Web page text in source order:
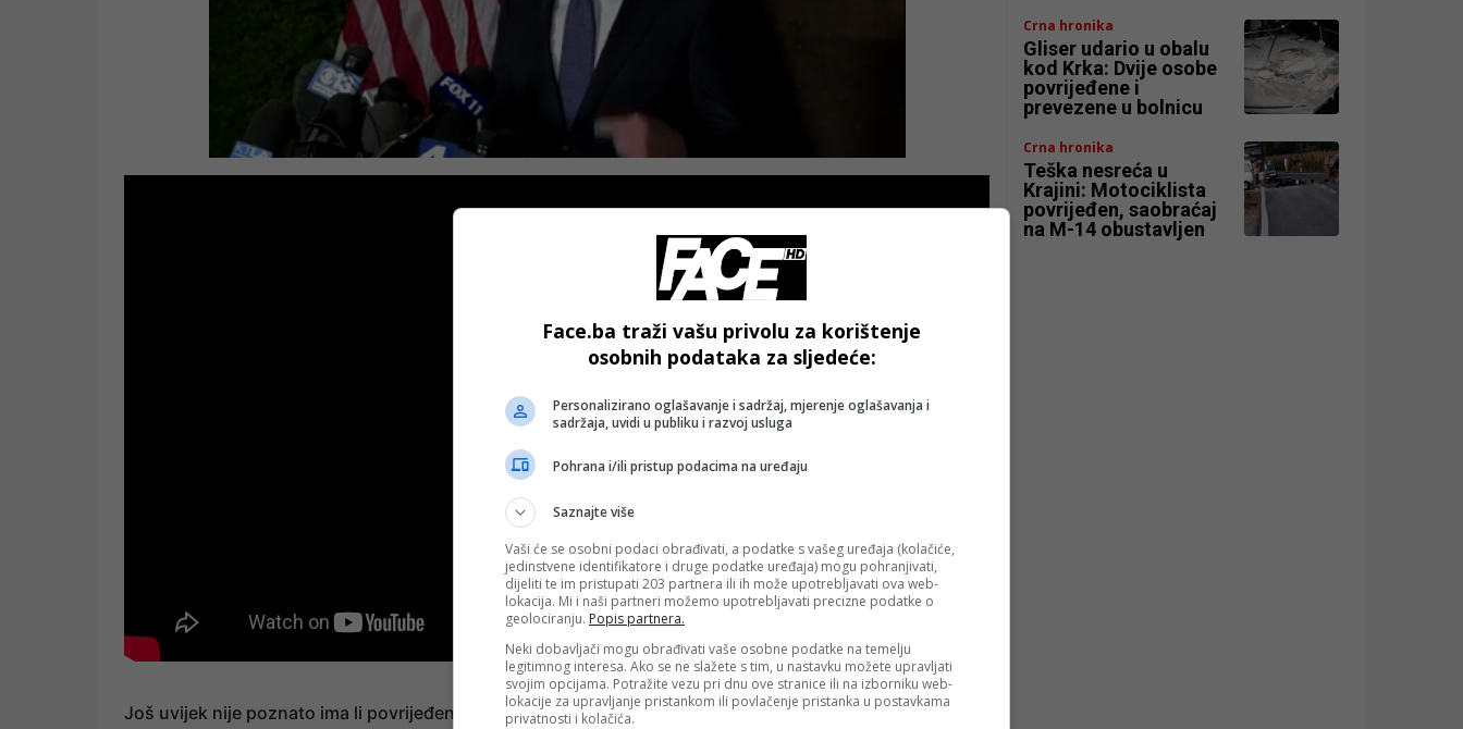
Još uvijek nije poznato ima li povrijeđenih osoba u pucnjavi. Policija je blokirala područje i u toku je
Crna hronika
Gliser udario u obalu
kod Krka: Dvije osobe
povrijeđene i
prevezene u bolnicu
Crna hronika
Teška nesreća u
Krajini: Motociklista
povrijeđen, saobraćaj
na M-14 obustavljen
Face.ba traži vašu privolu za korištenje
osobnih podataka za sljedeće:
Personalizirano oglašavanje i sadržaj, mjerenje oglašavanja i
sadržaja, uvidi u publiku i razvoj usluga
Pohrana i/ili pristup podacima na uređaju
Saznajte više
Vaši će se osobni podaci obrađivati, a podatke s vašeg uređaja (kolačiće,
jedinstvene identifikatore i druge podatke uređaja) mogu pohranjivati,
dijeliti te im pristupati 203 partnera ili ih može upotrebljavati ova web-
lokacija. Mi i naši partneri možemo upotrebljavati precizne podatke o
geolociranju. Popis partnera.
Neki dobavljači mogu obrađivati vaše osobne podatke na temelju
legitimnog interesa. Ako se ne slažete s tim, u nastavku možete upravljati
svojim opcijama. Potražite vezu pri dnu ove stranice ili na izborniku web-
lokacije za upravljanje pristankom ili povlačenje pristanka u postavkama
privatnosti i kolačića.